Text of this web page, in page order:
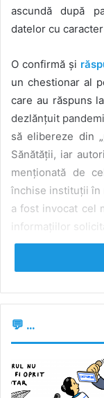
ascundă după
datelor cu
O confirmă și
un chestionar al
care au răspuns
dezlănțuit
să elibereze din
Sănătății, iar
menționată de
închise instituții în
a fost invocat cel
informațiilor
Jurnaliștii bat
Cert e că
Vedeți și:
💬 ...